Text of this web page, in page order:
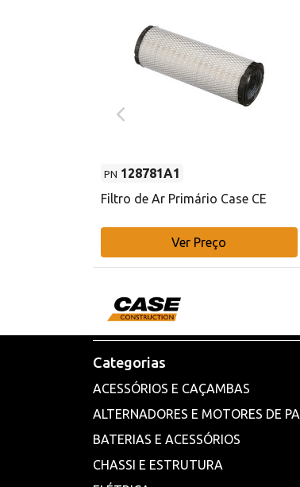
PN 128781A1
Filtro de Ar Primário Case CE
Ver Preço
Categorias
ACESSÓRIOS E CAÇAMBAS
ALTERNADORES E MOTORES DE
BATERIAS E ACESSÓRIOS
CHASSI E ESTRUTURA